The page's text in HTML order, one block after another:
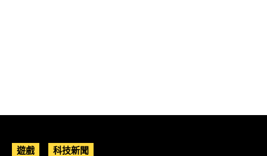
遊戲 科技新聞